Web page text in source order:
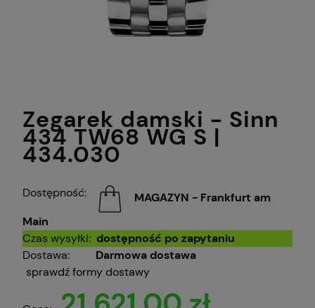
Zegarek damski - Sinn
434 TW68 WG S |
434.030
Dostępność:
MAGAZYN - Frankfurt am
Main
Czas wysyłki: dostępność po zapytaniu
Dostawa:
Darmowa dostawa
sprawdź formy dostawy